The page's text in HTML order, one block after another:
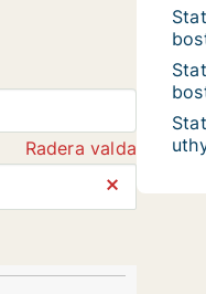
Radera valda
⨯